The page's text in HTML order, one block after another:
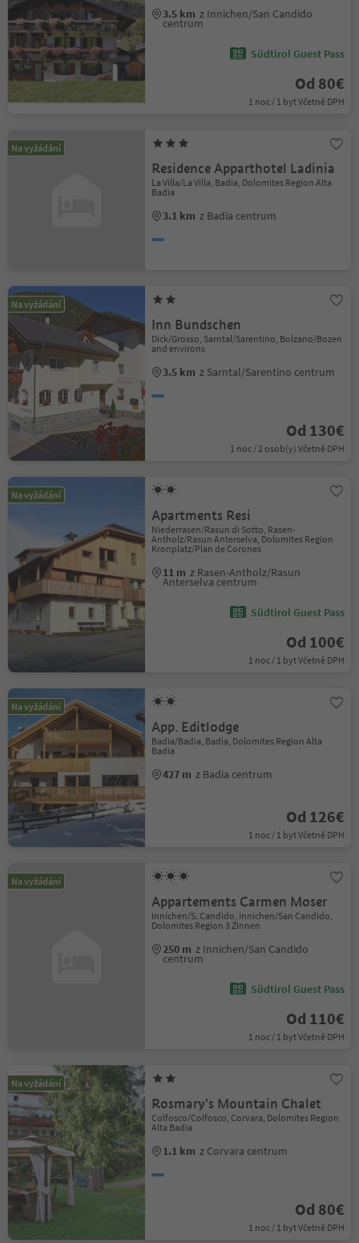
3.5 km z Innichen/San Candido
centrum
Südtirol Guest Pass
Od 80€
1 noc / 1 byt Včetně DPH
Na vyžádání
Residence Apparthotel Ladinia
La Villa/La Villa, Badia, Dolomites Region Alta
Badia
3.1 km z Badia centrum
Na vyžádání
Inn Bundschen
Dick/Grosso, Sarntal/Sarentino, Bolzano/Bozen
and environs
3.5 km z Sarntal/Sarentino centrum
Od 130€
1 noc / 2 osob(y) Včetně DPH
Na vyžádání
Apartments Resi
Niederrasen/Rasun di Sotto, Rasen-
Antholz/Rasun Anterselva, Dolomites Region
Kronplatz/Plan de Corones
11 m z Rasen-Antholz/Rasun
Anterselva centrum
Südtirol Guest Pass
Od 100€
1 noc / 1 byt Včetně DPH
Na vyžádání
App. Editlodge
Badia/Badia, Badia, Dolomites Region Alta
Badia
427 m z Badia centrum
Od 126€
1 noc / 1 byt Včetně DPH
Na vyžádání
Appartements Carmen Moser
Innichen/S. Candido, Innichen/San Candido,
Dolomites Region 3 Zinnen
250 m z Innichen/San Candido
centrum
Südtirol Guest Pass
Od 110€
1 noc / 1 byt Včetně DPH
Na vyžádání
Rosmary's Mountain Chalet
Colfosco/Colfosco, Corvara, Dolomites Region
Alta Badia
1.1 km z Corvara centrum
Od 80€
1 noc / 1 byt Včetně DPH